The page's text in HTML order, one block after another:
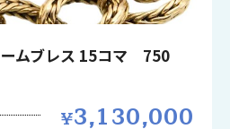
ムブレス 15コマ 750
3,130,000